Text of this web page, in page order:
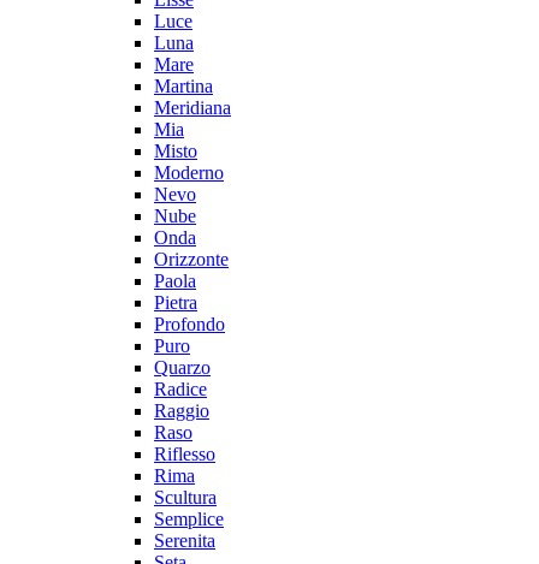
Luce
Luna
Mare
Martina
Meridiana
Mia
Misto
Moderno
Nevo
Nube
Onda
Orizzonte
Paola
Pietra
Profondo
Puro
Quarzo
Radice
Raggio
Raso
Riflesso
Rima
Scultura
Semplice
Serenita